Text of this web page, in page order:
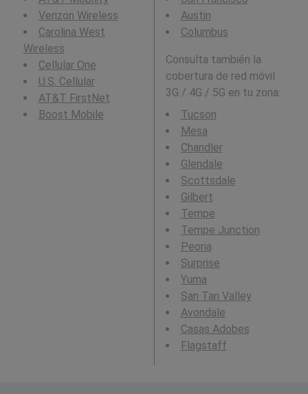
Verizon Wireless
Carolina West
Wireless
Cellular One
U.S. Cellular
AT&T FirstNet
Boost Mobile
Austin
Columbus
Consulta también la
cobertura de red móvil
3G / 4G / 5G en tu zona:
Tucson
Mesa
Chandler
Glendale
Scottsdale
Gilbert
Tempe
Tempe Junction
Peoria
Surprise
Yuma
San Tan Valley
Avondale
Casas Adobes
Flagstaff